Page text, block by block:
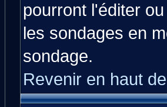
pourront l'éditer
les sondages en
sondage.
Revenir en haut